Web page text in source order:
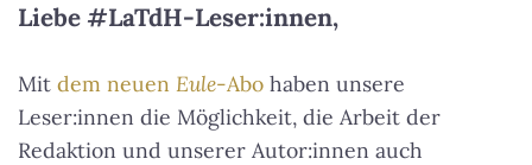
Liebe #LaTdH-Leser:innen,
Mit dem neuen Eule-Abo haben unsere
Leser:innen die Möglichkeit, die Arbeit der
Redaktion und unserer Autor:innen auch